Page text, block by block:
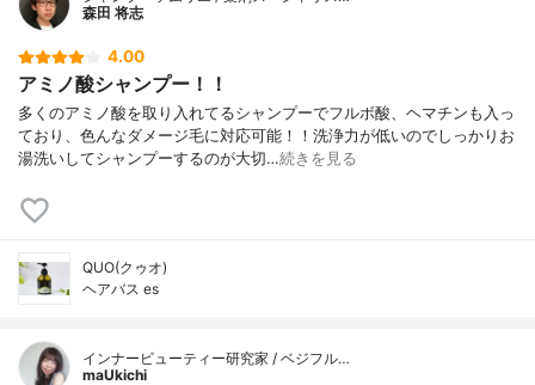
森田 将志
4.00
アミノ酸シャンプー！！
多くのアミノ酸を取り入れてるシャンプーでフルボ酸、ヘマチンも入っ
ており、色んなダメージ毛に対応可能！！洗浄力が低いのでしっかりお
湯洗いしてシャンプーするのが大切…続きを見る
QUO(クゥオ)
ヘアバス es
インナービューティー研究家 / ベジフル…
maUkichi